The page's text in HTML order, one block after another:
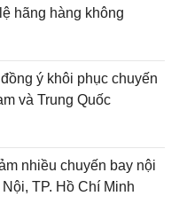
hãng hàng không
ý khôi phục chuyến
và Trung Quốc
nhiều chuyến bay nội
TP. Hồ Chí Minh